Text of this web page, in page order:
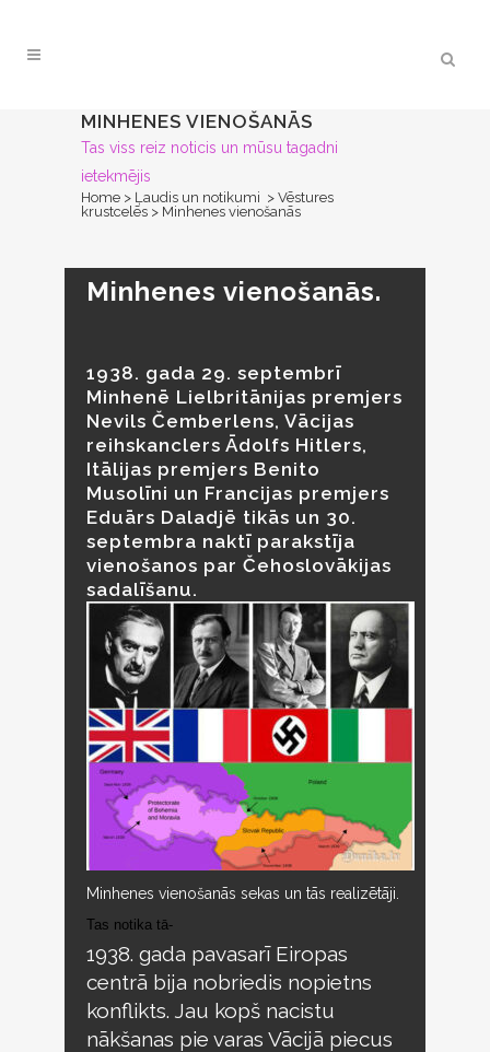
MINHENES VIENOŠANĀS
Tas viss reiz noticis un mūsu tagadni
ietekmējis
Home > Ļaudis un notikumi > Vēstures
krustcelēs > Minhenes vienošanās
Minhenes vienošanās.
1938. gada 29. septembrī
Minhenē Lielbritānijas premjers
Nevils Čemberlens, Vācijas
reihskanclers Ādolfs Hitlers,
Itālijas premjers Benito
Musolīni un Francijas premjers
Eduārs Daladjē tikās un 30.
septembra naktī parakstīja
vienošanos par Čehoslovākijas
sadalīšanu.
Minhenes vienošanās sekas un tās realizētāji.
Tas notika tā-
1938. gada pavasarī Eiropas
centrā bija nobriedis nopietns
konflikts. Jau kopš nacistu
nākšanas pie varas Vācijā piecus